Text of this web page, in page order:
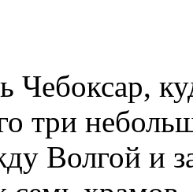
Чебоксар,
три
Волгой и